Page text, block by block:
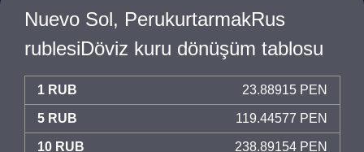
Nuevo Sol, PerukurtarmakRus
rublesiDöviz kuru dönüşüm tablosu
1 RUB 23.88915 PEN
5 RUB 119.44577 PEN
10 RUB 238.89154 PEN